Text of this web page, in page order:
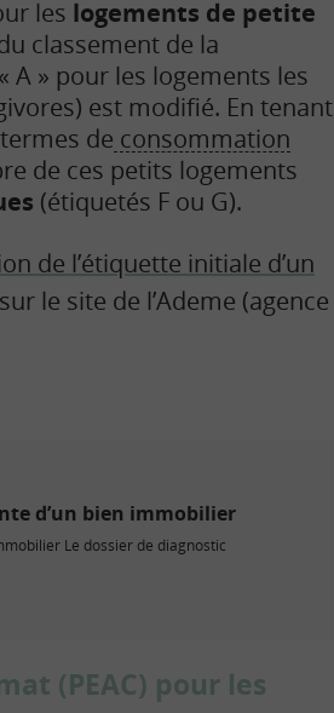
les logements de petite
classement de la
A » pour les logements les
est modifié. En tenant
de consommation
de ces petits logements
(étiquetés F ou G).
de l’étiquette initiale d’un
le site de l’Ademe (agence
d’un bien immobilier
Le dossier de diagnostic
(PEAC) pour les